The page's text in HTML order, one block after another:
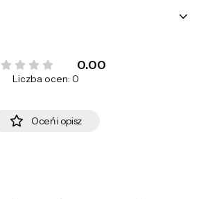
0.00
Liczba ocen: 0
Oceń i opisz